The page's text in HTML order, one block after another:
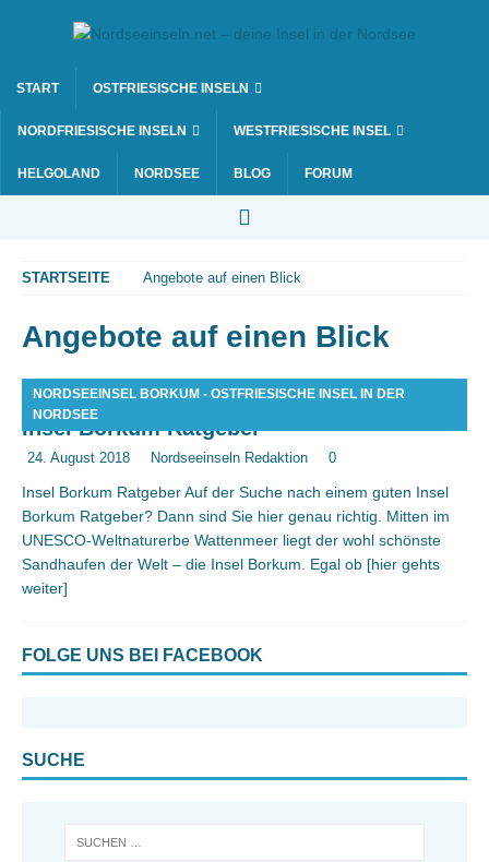
START OSTFRIESISCHE INSELN
NORDFRIESISCHE INSELN WESTFRIESISCHE INSEL
HELGOLAND NORDSEE BLOG FORUM
STARTSEITE Angebote auf einen Blick
Angebote auf einen Blick
NORDSEEINSEL BORKUM - OSTFRIESISCHE INSEL IN DER
NORDSEE
Insel Borkum Ratgeber
24. August 2018 Nordseeinseln Redaktion 0
Insel Borkum Ratgeber Auf der Suche nach einem guten Insel
Borkum Ratgeber? Dann sind Sie hier genau richtig. Mitten im
UNESCO-Weltnaturerbe Wattenmeer liegt der wohl schönste
Sandhaufen der Welt – die Insel Borkum. Egal ob [hier gehts
weiter]
FOLGE UNS BEI FACEBOOK
SUCHE